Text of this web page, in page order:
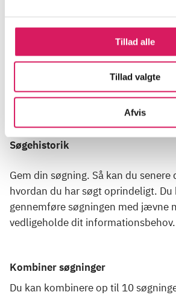
Tillad alle
Tillad valgte
Afvis
term.subject=epigenetik AND
Se voresvejledning om CQL-
Søgehistorik
Gem din søgning. Så kan du
hvordan du har søgt oprindeligt. Du
gennemføre søgningen med jævne
vedligeholde dit informationsbehov.
Kombiner søgninger
Du kan kombinere op til 10